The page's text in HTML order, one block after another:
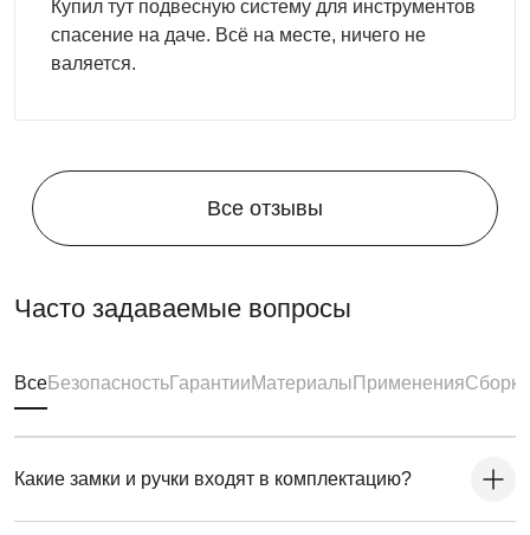
Купил тут подвесную систему для инструментов
спасение на даче. Всё на месте, ничего не
валяется.
Все отзывы
Часто задаваемые вопросы
ВсеБезопасность ГарантииМатериалы ПримененияСборка
Какие замки и ручки входят в комплектацию?